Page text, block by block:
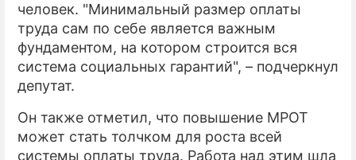
человек. "Минимальный размер оплаты
труда сам по себе является важным
фундаментом, на котором строится вся
система социальных гарантий", – подчеркнул
депутат.
Он также отметил, что повышение МРОТ
может стать толчком для роста всей
системы оплаты труда. Работа над этим шла